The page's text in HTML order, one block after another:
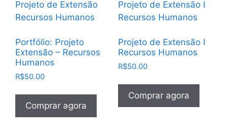
Portfólio: Projeto
Extensão – Recursos
Humanos
R$50.00
Comprar agora
Projeto de Extensão I
Recursos Humanos
R$50.00
Comprar agora